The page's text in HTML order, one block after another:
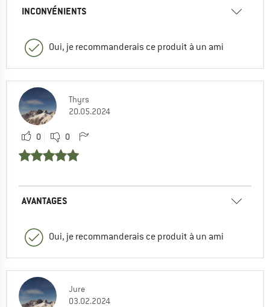
INCONVÉNIENTS
Oui, je recommanderais ce produit à un ami
Thyrs
20.05.2024
0 0
AVANTAGES
Oui, je recommanderais ce produit à un ami
Jure
03.02.2024